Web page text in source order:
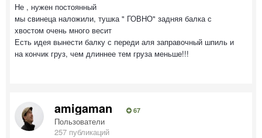
Не , нужен постоянный
мы свинеца наложили, тушка " ГОВНО" задняя балка с
хвостом очень много весит
Есть идея вынести балку с переди аля заправочный шпиль и
на кончик груз, чем длиннее тем груза меньше!!!
amigaman 67
Пользователи
257 публикаций